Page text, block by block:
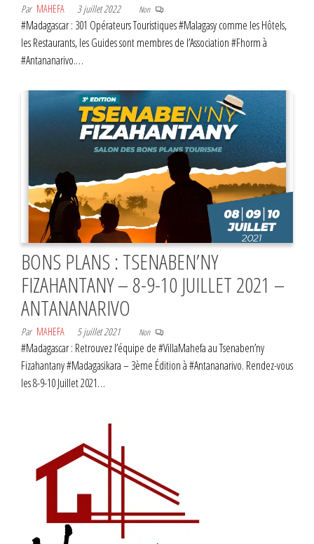
Par MAHEFA 3 juillet 2022 Non
#Madagascar : 301 Opérateurs Touristiques #Malagasy comme les Hôtels,
les Restaurants, les Guides sont membres de l’Association #Fhorm à
#Antananarivo.…
BONS PLANS : TSENABEN’NY
FIZAHANTANY – 8-9-10 JUILLET 2021 –
ANTANANARIVO
Par MAHEFA 5 juillet 2021 Non
#Madagascar : Retrouvez l’équipe de #VillaMahefa au Tsenaben’ny
Fizahantany #Madagasikara – 3ème Édition à #Antananarivo. Rendez-vous
les 8-9-10 Juillet 2021…